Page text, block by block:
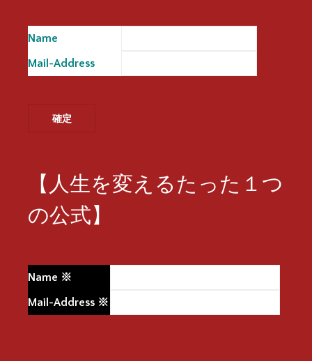
Name
Mail-Address
【人生を変えるたった１つ
の公式】
Name ※
Mail-Address ※